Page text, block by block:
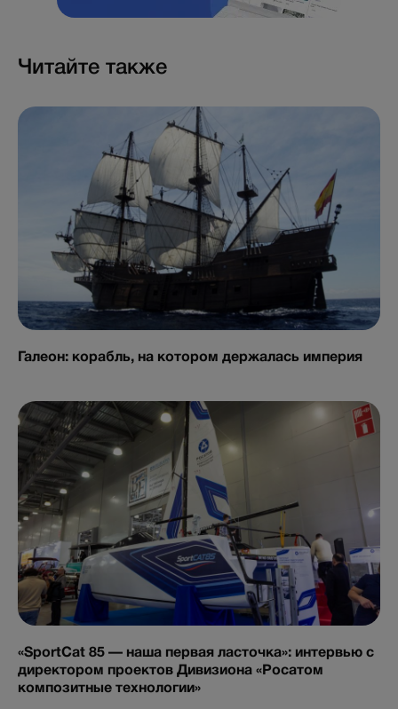
Читайте также
Галеон: корабль, на котором держалась империя
«SportCat 85 — наша первая ласточка»: интервью с
директором проектов Дивизиона «Росатом
композитные технологии»